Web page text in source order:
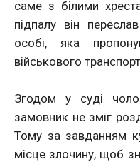
саме з білими
підпалу він
особі, яка
військового
Згодом у суді
замовник не зміг
Тому за завданням
місце злочину, щоб